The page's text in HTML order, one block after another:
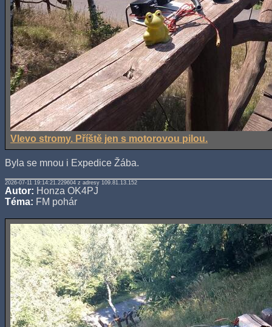
Vlevo stromy. Příště jen s motorovou pilou.
Byla se mnou i Expedice Žába.
2026-07-11 19:14:21.229604 z adresy 109.81.13.152
Autor: Honza OK4PJ
Téma: FM pohár